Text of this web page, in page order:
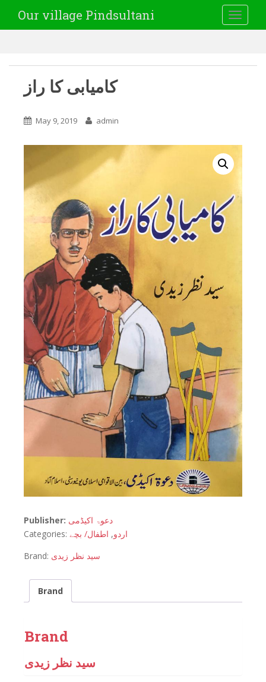
Our village Pindsultani
کامیابی کا راز
May 9, 2019 admin
Publisher: دعوۃ اکیڈمی
Categories:
اردو, اطفال/ بچے
Brand: سید نظر زیدی
Brand
Brand
سید نظر زیدی